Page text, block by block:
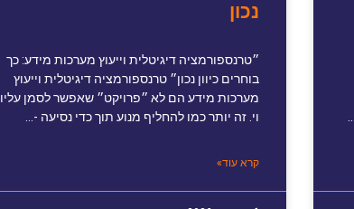
נכון
״טרנספורמציה דיגיטלית וייעוץ מערכות מידע: כך
בוחרים כיוון נכון״ טרנספורמציה דיגיטלית וייעוץ
מערכות מידע הם לא ״פרויקט״ שאפשר לסמן עליו
וי. זה יותר כמו להחליף מנוע תוך כדי נסיעה -…
קרא עוד»